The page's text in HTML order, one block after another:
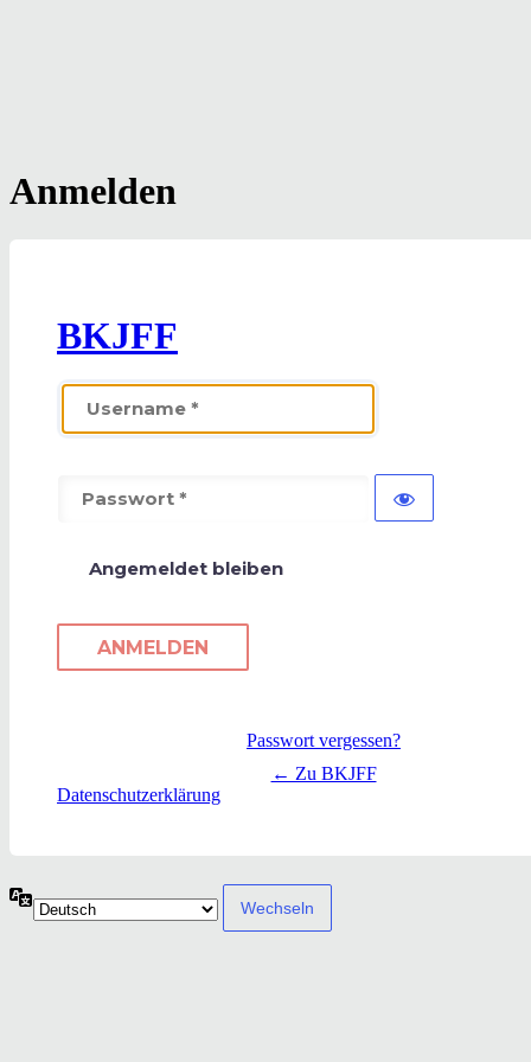
Anmelden
BKJFF
Angemeldet bleiben
Passwort vergessen?
← Zu BKJFF
Datenschutzerklärung